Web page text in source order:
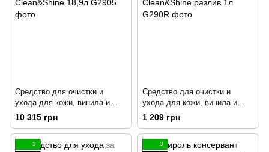
Средство для очистки и
ухода для кожи, винила и
пластика P&S SWIFT
Clean&Shine 18,9л
10 315 грн
Средство для очистки и
ухода для кожи, винила и
пластика P&S SWIFT
Clean&Shine разлив 1л
1 209 грн
3
3